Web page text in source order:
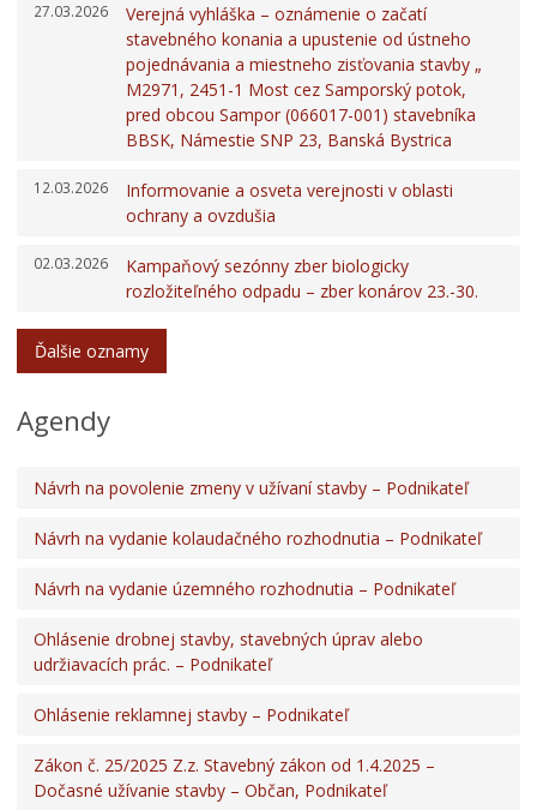
27.03.2026
Verejná vyhláška – oznámenie o začatí
stavebného konania a upustenie od ústneho
pojednávania a miestneho zisťovania stavby „
M2971, 2451-1 Most cez Samporský potok,
pred obcou Sampor (066017-001) stavebníka
BBSK, Námestie SNP 23, Banská Bystrica
12.03.2026
Informovanie a osveta verejnosti v oblasti
ochrany a ovzdušia
02.03.2026
Kampaňový sezónny zber biologicky
rozložiteľného odpadu – zber konárov 23.-30.
Ďalšie oznamy
Agendy
Návrh na povolenie zmeny v užívaní stavby – Podnikateľ
Návrh na vydanie kolaudačného rozhodnutia – Podnikateľ
Návrh na vydanie územného rozhodnutia – Podnikateľ
Ohlásenie drobnej stavby, stavebných úprav alebo
udržiavacích prác. – Podnikateľ
Ohlásenie reklamnej stavby – Podnikateľ
Zákon č. 25/2025 Z.z. Stavebný zákon od 1.4.2025 –
Dočasné užívanie stavby – Občan, Podnikateľ